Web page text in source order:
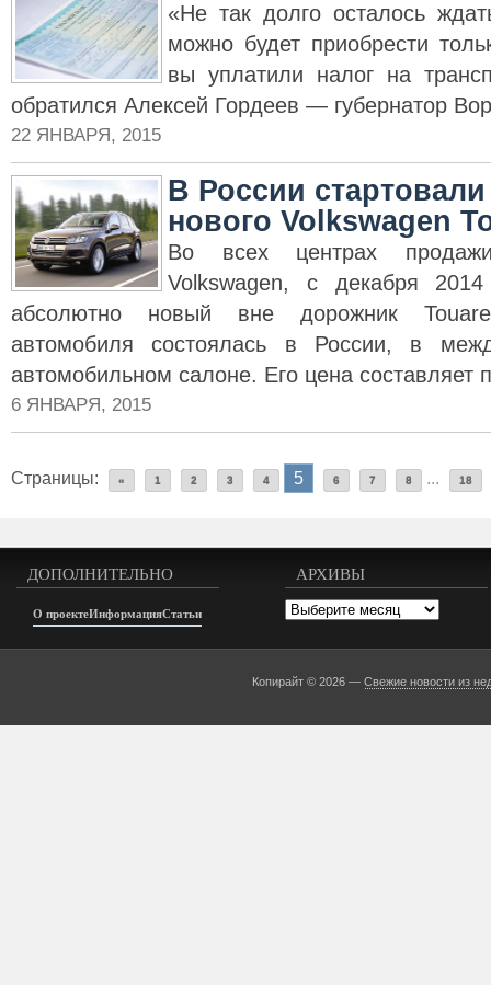
«Не так долго осталось
можно будет приобрести
вы уплатили налог на
обратился Алексей Гордеев — губернатор
22 ЯНВАРЯ, 2015
В России
нового Volkswagen
Во всех центрах
Volkswagen, с декабря
абсолютно новый вне дорожник
автомобиля состоялась в России, в
автомобильном салоне. Его цена составляет
6 ЯНВАРЯ, 2015
Страницы: « 1 2 3 4 5 6 7 8 ... 18
ДОПОЛНИТЕЛЬНО
О проектеИнформацияСтатьи
АРХИВЫ
Архивы
Копирайт © 2026 —Свежие новости из